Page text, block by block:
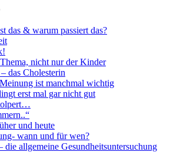
das & warum passiert das?
nicht nur der Kinder
das Cholesterin
ist manchmal wichtig
erst mal gar nicht gut
und heute
wann und für wen?
die allgemeine Gesundheitsuntersuchung